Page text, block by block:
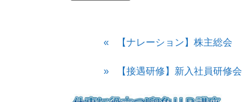
【ナレーション】株主総会
【接遇研修】新入社員研修会